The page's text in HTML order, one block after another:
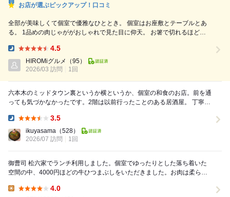
お店が選ぶピックアップ！口コミ
全部が美味しくて個室で優雅なひととき。 個室はお座敷とテーブルとあ
る。 1品めの肉じゃががおしゃれで見た目に仰天。 お箸で切れるほど柔
しい。 名物の水炊きは10時間？くらい煮込んだスープ濃厚。 自家製っぽ
いポン酢が美味しくてスープとの相性抜群。 締めは雑炊をひつまぶしに
変えて。+2000円だけど変える価値あり！
4.5
HIROMiグルメ
（95）
2026/03 訪問
1回
六本木のミッドタウン裏というか横というか、個室の和食のお店。前を通
っても気づかなかったです。2階は以前行ったことのある居酒屋。 丁寧な
3.5
ikuyasama （528）
2026/07 訪問
1回
御曹司 松六家でランチ利用しました。個室でゆったりとした落ち着いた
空間の中、4000円ほどの牛ひつまぶしをいただきました。お肉は柔らか
4.0